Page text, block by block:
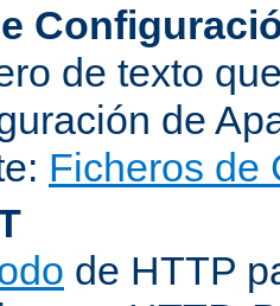
de texto
de
Ficheros de
de HTTP